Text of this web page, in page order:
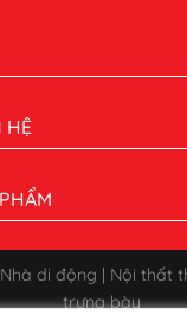
HỆ
di động | Nội thất
trưng bày